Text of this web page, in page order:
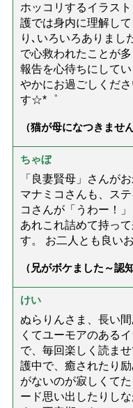
ホッコリするイラス
護では身内に理解し
り､いろいろありまし
で心救われたことが
報告を心待ちにして
やかにお過ごしくだ
す☆*゜
（猫が母になつきませ
ちゃぼ
「良妻賢母」さんが
マナミコさんも、ス
コさんが「うわー！
あれこれ詰めて持っ
す。 お二人とも良い
（兄がボケました～認
達』が届きました」）
けい
ぬらりんさま、長い
くてユーモアのある
で、毎回楽しく読ま
護中で、癒されたり
がないのが寂しくて
ード思い出したりし